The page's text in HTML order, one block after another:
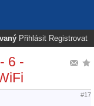
Přihlásit Registrovat
6 -
#17